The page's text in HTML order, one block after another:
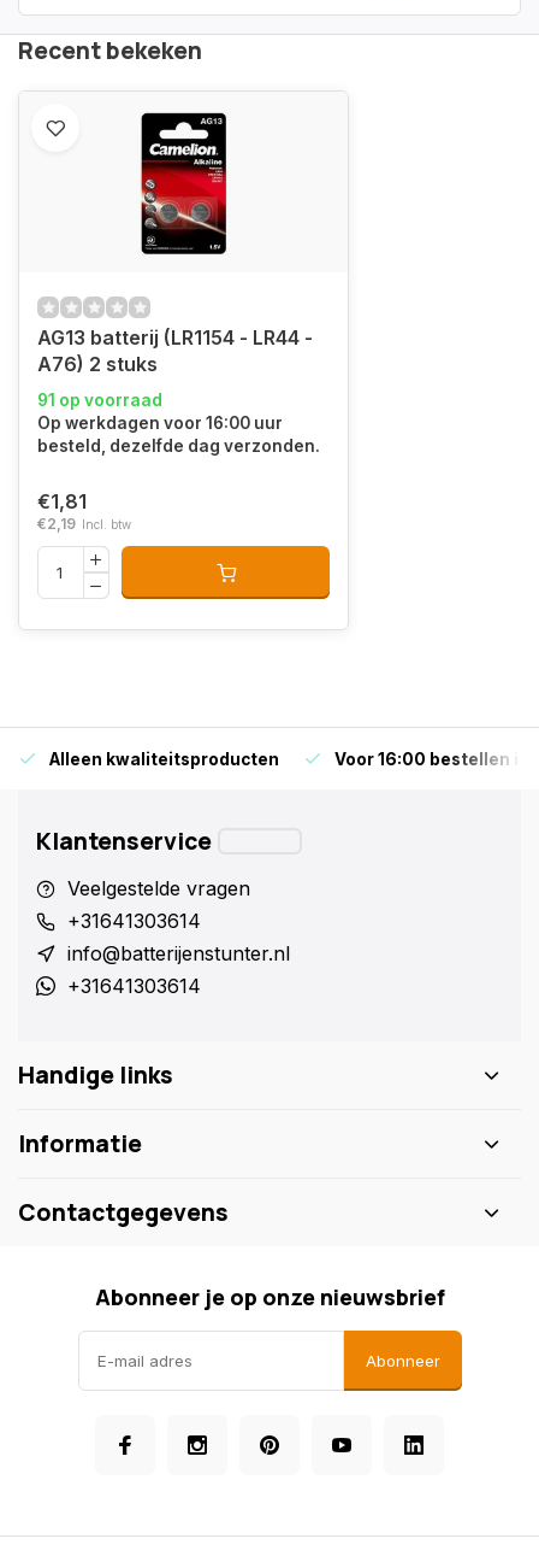
Recent bekeken
AG13 batterij (LR1154 - LR44 -
A76) 2 stuks
91 op voorraad
Op werkdagen voor 16:00 uur
besteld, dezelfde dag verzonden.
€1,81
€2,19 Incl. btw
Alleen kwaliteitsproducten Voor 16:00 bestellen is
Klantenservice
Veelgestelde vragen
+31641303614
info@batterijenstunter.nl
+31641303614
Handige links
Informatie
Contactgegevens
Abonneer je op onze nieuwsbrief
Abonneer